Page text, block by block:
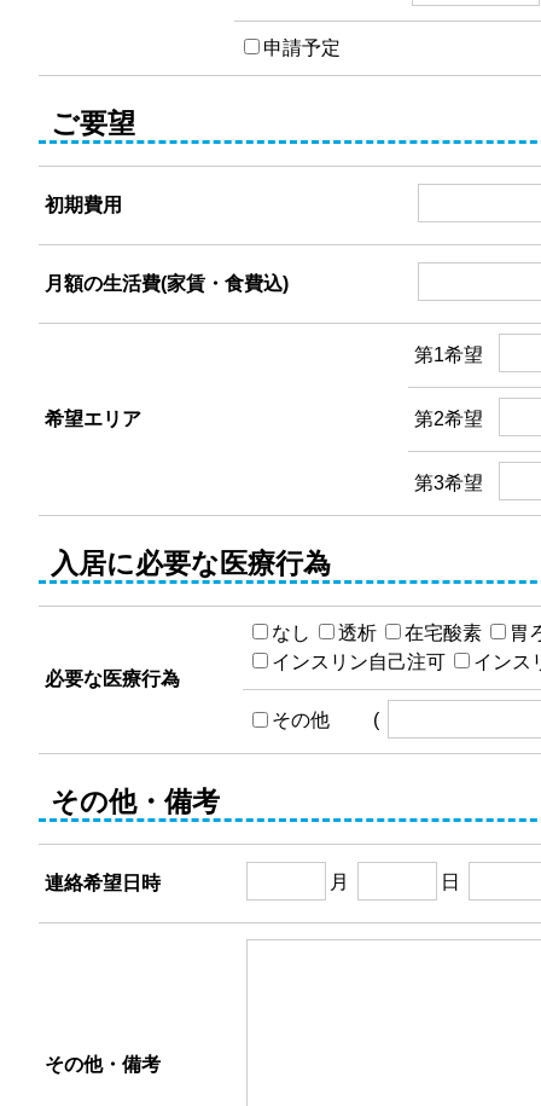
申請予定
ご要望
初期費用
月額の生活費(家賃・食費込)
希望エリア
第1希望
第2希望
第3希望
入居に必要な医療行為
必要な医療行為
なし 透析 在宅酸素
胃
インスリン自己注可
インス
その他 (
その他・備考
連絡希望日時 月 日
その他・備考